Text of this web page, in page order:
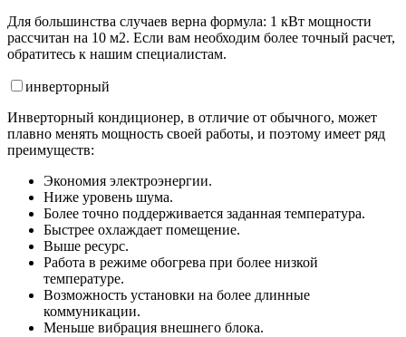
Для большинства случаев верна формула: 1 кВт мощности
рассчитан на 10 м2. Если вам необходим более точный расчет,
обратитесь к нашим специалистам.
инверторный
Инверторный кондиционер, в отличие от обычного, может
плавно менять мощность своей работы, и поэтому имеет ряд
преимуществ:
Экономия электроэнергии.
Ниже уровень шума.
Более точно поддерживается заданная температура.
Быстрее охлаждает помещение.
Выше ресурс.
Работа в режиме обогрева при более низкой
температуре.
Возможность установки на более длинные
коммуникации.
Меньше вибрация внешнего блока.